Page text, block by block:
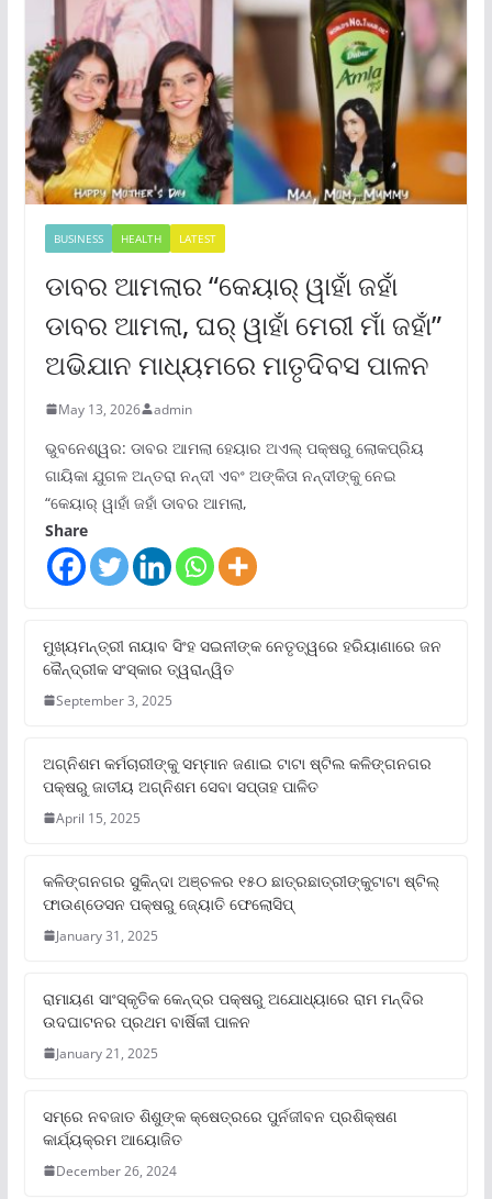
BUSINESS HEALTH LATEST
ଡାବର ଆମଲାର “କେୟାର୍ ୱାହାଁ ଜହାଁ
ଡାବର ଆମଲା, ଘର୍ ୱାହାଁ ମେରୀ ମାଁ ଜହାଁ”
ଅଭିଯାନ ମାଧ୍ୟମରେ ମାତୃଦିବସ ପାଳନ
May 13, 2026 admin
ଭୁବନେଶ୍ୱର: ଡାବର ଆମଲା ହେୟାର ଅଏଲ୍ ପକ୍ଷରୁ ଲୋକପ୍ରିୟ
ଗାୟିକା ଯୁଗଳ ଅନ୍ତରା ନନ୍ଦୀ ଏବଂ ଅଙ୍କିତା ନନ୍ଦୀଙ୍କୁ ନେଇ
“କେୟାର୍ ୱାହାଁ ଜହାଁ ଡାବର ଆମଲା,
Share
ମୁଖ୍ୟମନ୍ତ୍ରୀ ନାୟାବ ସିଂହ ସଇନୀଙ୍କ ନେତୃତ୍ୱରେ ହରିୟାଣାରେ ଜନ
କୈନ୍ଦ୍ରୀକ ସଂସ୍କାର ତ୍ୱରାନ୍ୱିତ
September 3, 2025
ଅଗ୍ନିଶମ କର୍ମଚାରୀଙ୍କୁ ସମ୍ମାନ ଜଣାଇ ଟାଟା ଷ୍ଟିଲ କଳିଙ୍ଗନଗର
ପକ୍ଷରୁ ଜାତୀୟ ଅଗ୍ନିଶମ ସେବା ସପ୍ତାହ ପାଳିତ
April 15, 2025
କଳିଙ୍ଗନଗର ସୁକିନ୍ଦା ଅଞ୍ଚଳର ୧୫୦ ଛାତ୍ରଛାତ୍ରୀଙ୍କୁଟାଟା ଷ୍ଟିଲ୍
ଫାଉଣ୍ଡେସନ ପକ୍ଷରୁ ଜ୍ୟୋତି ଫେଲୋସିପ୍‌
January 31, 2025
ରାମାୟଣ ସାଂସ୍କୃତିକ କେନ୍ଦ୍ର ପକ୍ଷରୁ ଅଯୋଧ୍ୟାରେ ରାମ ମନ୍ଦିର
ଉଦଘାଟନର ପ୍ରଥମ ବାର୍ଷିକୀ ପାଳନ
January 21, 2025
ସମ୍‌ରେ ନବଜାତ ଶିଶୁଙ୍କ କ୍ଷେତ୍ରରେ ପୁର୍ନଜୀବନ ପ୍ରଶିକ୍ଷଣ
କାର୍ଯ୍ୟକ୍ରମ ଆୟୋଜିତ
December 26, 2024